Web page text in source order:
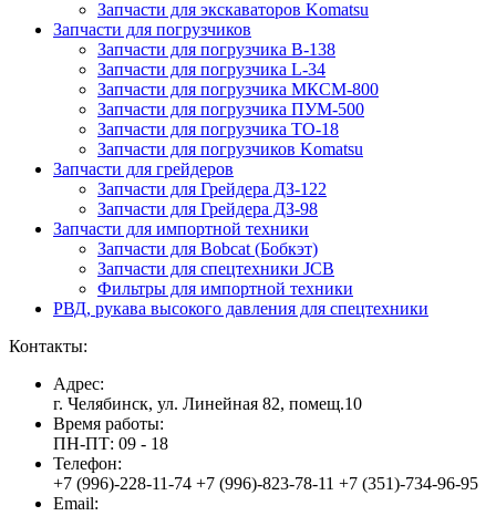
Запчасти для экскаваторов Komatsu
Запчасти для погрузчиков
Запчасти для погрузчика B-138
Запчасти для погрузчика L-34
Запчасти для погрузчика МКСМ-800
Запчасти для погрузчика ПУМ-500
Запчасти для погрузчика ТО-18
Запчасти для погрузчиков Komatsu
Запчасти для грейдеров
Запчасти для Грейдера ДЗ-122
Запчасти для Грейдера ДЗ-98
Запчасти для импортной техники
Запчасти для Bobcat (Бобкэт)
Запчасти для спецтехники JCB
Фильтры для импортной техники
РВД, рукава высокого давления для спецтехники
Контакты:
Адрес:
г. Челябинск, ул. Линейная 82, помещ.10
Время работы:
ПН-ПТ: 09 - 18
Телефон:
+7 (996)-228-11-74 +7 (996)-823-78-11 +7 (351)-734-96-95
Email: